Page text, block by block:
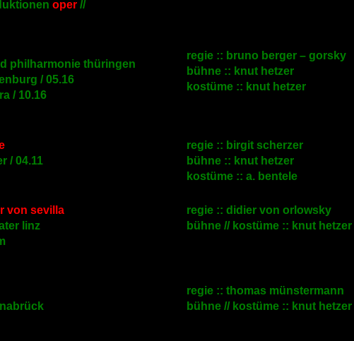
oper//
philharmonie thüringen
/ 05.16
/ 10.16
regie :: bruno berger – gorsky
bühne :: knut hetzer
kostüme :: knut hetzer
/ 04.11
regie :: birgit scherzer
bühne :: knut hetzer
kostüme :: a. bentele
von sevilla
linz
regie :: didier von orlowsky
bühne // kostüme :: knut hetzer
regie :: thomas münstermann
bühne // kostüme :: knut hetzer